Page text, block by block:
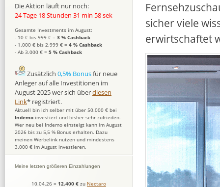
sicher viele
erwirtschaftet
Die Aktion läuft nur noch:
24 Tage 18 Stunden 31 min 56 sek
Gesamte Investments im August:
- 10 € bis 999 € = 3 % Cashback
- 1.000 € bis 2.999 € = 4 % Cashback
- Ab 3.000 € = 5 % Cashback
Zusätzlich 0,5% Bonusfür neue
Anleger auf alle Investitionen im
August 2025 wer sich überdiesen
Link* registriert.
Aktuell bin ich selber mit über 50.000 € bei
Indemo investiert und bisher sehr zufrieden.
Wer neu bei Indemo einsteigt kann im August
2026 bis zu 5,5 % Bonus erhalten. Dazu
meinen Werbelink nutzen und mindestens
3.000 € im August investieren.
Meine letzten größeren Einzahlungen
10.04.26 = 12.400 € zu Nectaro